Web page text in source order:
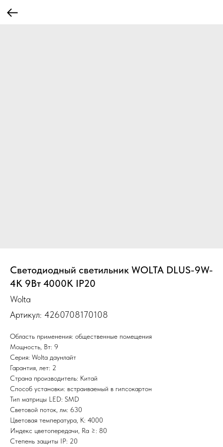
Светодиодный светильник WOLTA DLUS-9W-
4K 9Вт 4000К IP20
Wolta
Артикул: 4260708170108
Область применения: общественные помещения
Мощность, Вт: 9
Серия: Wolta даунлайт
Гарантия, лет: 2
Страна производитель: Китай
Способ установки: встраиваемый в гипсокартон
Тип матрицы LED: SMD
Световой поток, лм: 630
Цветовая температура, К: 4000
Индекс цветопередачи, Ra ≥: 80
Степень защиты IP: 20